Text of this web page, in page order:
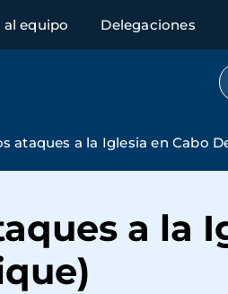
al equipo Delegaciones
ataques a la Iglesia en Cabo
a la